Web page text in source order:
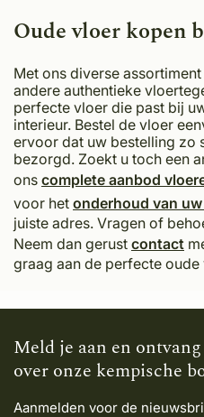
Oude vloer kopen
Met ons diverse
andere authentieke
perfecte vloer die past bij
interieur. Bestel de vloer
ervoor dat uw bestelling zo
bezorgd. Zoekt u toch een
ons complete aanbod
voor het onderhoud van
juiste adres. Vragen of
Neem dan gerust contact
graag aan de perfecte oude
Meld je aan en
over onze kempische
Aanmelden voor de